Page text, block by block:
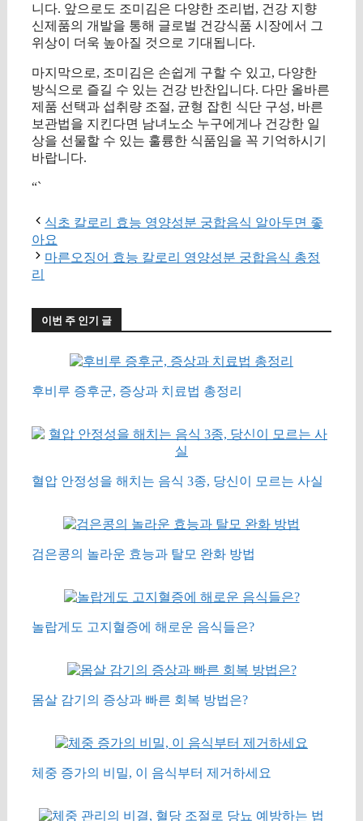
니다. 앞으로도 조미김은 다양한 조리법, 건강 지향
신제품의 개발을 통해 글로벌 건강식품 시장에서 그
위상이 더욱 높아질 것으로 기대됩니다.
마지막으로, 조미김은 손쉽게 구할 수 있고, 다양한
방식으로 즐길 수 있는 건강 반찬입니다. 다만 올바른
제품 선택과 섭취량 조절, 균형 잡힌 식단 구성, 바른
보관법을 지킨다면 남녀노소 누구에게나 건강한 일
상을 선물할 수 있는 훌륭한 식품임을 꼭 기억하시기
바랍니다.
“`
식초 칼로리 효능 영양성분 궁합음식 알아두면 좋
아요
마른오징어 효능 칼로리 영양성분 궁합음식 총정
리
이번 주 인기 글
후비루 증후군, 증상과 치료법 총정리
혈압 안정성을 해치는 음식 3종, 당신이 모르는 사실
검은콩의 놀라운 효능과 탈모 완화 방법
놀랍게도 고지혈증에 해로운 음식들은?
몸살 감기의 증상과 빠른 회복 방법은?
체중 증가의 비밀, 이 음식부터 제거하세요